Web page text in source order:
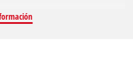
de la batería